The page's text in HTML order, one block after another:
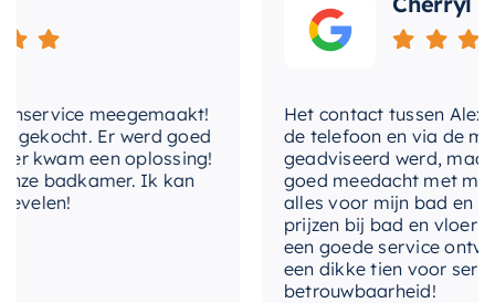
praktische en ruimtebesparende oplossing is.
een georganiseerde, opgeruimde badkamer
zonder in te boeten aan stijl of kwaliteit.
meegemaakt!
Er werd goed
een oplossing!
badkamer. Ik kan
Het contact tussen Alex
de telefoon en via de
geadviseerd werd, maar
goed meedacht met mij.
alles voor mijn bad en
prijzen bij bad en vloer
een goede service
een dikke tien voor
betrouwbaarheid!